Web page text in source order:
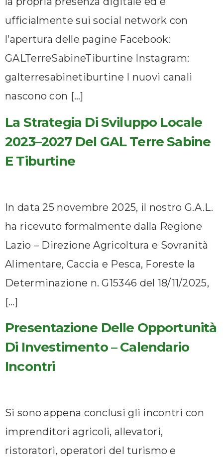
ufficialmente sui social network con
l’apertura delle pagine Facebook:
GALTerreSabineTiburtine Instagram:
galterresabinetiburtine I nuovi canali
nascono con […]
La Strategia Di Sviluppo Locale
2023–2027 Del GAL Terre Sabine
E Tiburtine
In data 25 novembre 2025, il nostro G.A.L.
ha ricevuto formalmente dalla Regione
Lazio – Direzione Agricoltura e Sovranità
Alimentare, Caccia e Pesca, Foreste la
Determinazione n. G15346 del 18/11/2025,
[…]
Presentazione Delle Opportunità
Di Investimento – Calendario
Incontri
Si sono appena conclusi gli incontri con
imprenditori agricoli, allevatori,
ristoratori, operatori del turismo e